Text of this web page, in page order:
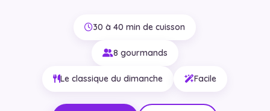
30 à 40 min de cuisson
8 gourmands
Le classique du dimanche Facile